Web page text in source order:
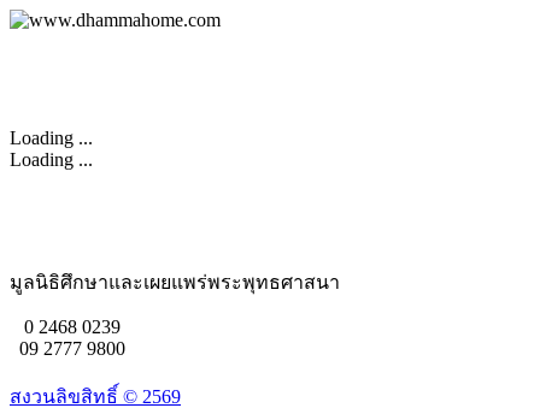
Loading ...
Loading ...
มูลนิธิศึกษาและเผยแพร่พระพุทธศาสนา
0 2468 0239
09 2777 9800
สงวนลิขสิทธิ์ © 2569